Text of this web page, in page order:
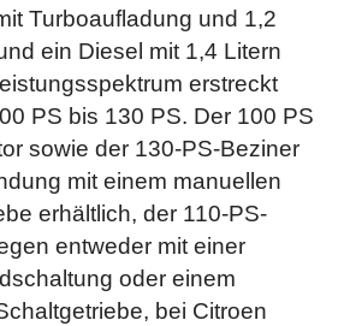
Turboaufladung und 1,2
ein Diesel mit 1,4 Litern
erstreckt
PS bis 130 PS. Der 100 PS
sowie der 130-PS-Beziner
mit einem manuellen
erhältlich, der 110-PS-
entweder mit einer
oder einem
bei Citroen